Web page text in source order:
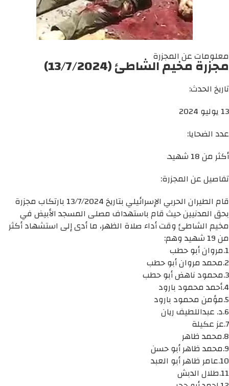
معلومات عن المجزرة
مجزرة مخيم الشاطئ (13/7/2024)
تاريخ الحدث:
13 يوليو 2024
عدد الضحايا:
أكثر من 18 شهيد.
تفاصيل عن المجزرة:
قام الطيران الحربي الإسرائيلي بتاريخ 13/7/2024 بارتكاب مجزرة
بحق المدنيين حيث قام باستهداف مصلى المسجد الأبيض في
مخيم الشاطئ وقت أداء صلاة الظهر، ما أدى إلى استشهاد أكثر
من 19 شهيد وهم:
1.مروان أبو حطب
2.محمد مروان أبو حطب
3.محمود ناهض أبو حطب
4.أحمد محمود بارود
5.مؤمن محمود بارود
6.د. عبداللطيف ريان
7.عز عكيلة
8.محمد ظاهر
9.محمد ظاهر أبو حسن
10.عامر ظاهر أبو العبد
11.طلال الدبش